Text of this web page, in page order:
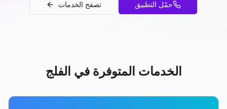
حمّل التطبيق تصفح الخدمات
الخدمات المتوفرة في الفلج